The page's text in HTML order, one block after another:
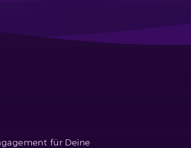
für Deine